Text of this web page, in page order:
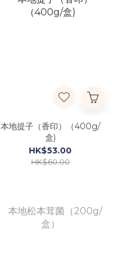
本地提子（香印）（400g/
盒)
HK$53.00
HK$60.00